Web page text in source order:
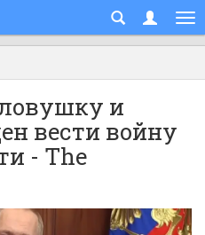
и
вести войну
- The